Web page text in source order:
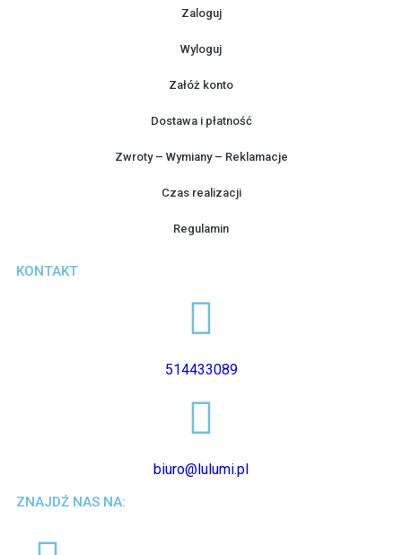
Zaloguj
Wyloguj
Załóż konto
Dostawa i płatność
Zwroty – Wymiany – Reklamacje
Czas realizacji
Regulamin
KONTAKT
514433089
biuro@lulumi.pl
ZNAJDŹ NAS NA: